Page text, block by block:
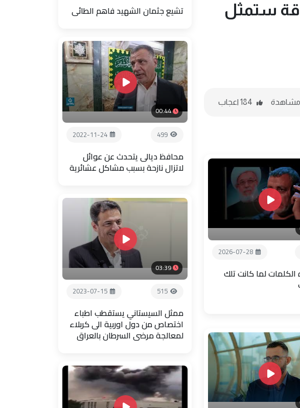
ستمثل
2026-07-28
الكلمات لما كانت تلك
تشيع جثمان الشهيد فاهم الطائي
00:44
499
2022-11-24
محافظ ديالى يتحدث عن عوائل
لاتزال نازحة بسبب مشاكل عشائرية
03:39
515
2023-07-15
ممثل السيستاني يستقطب اطباء
اختصاص من دول اوربية الى كربلاء
لمعالجة مرضى السرطان بالعراق